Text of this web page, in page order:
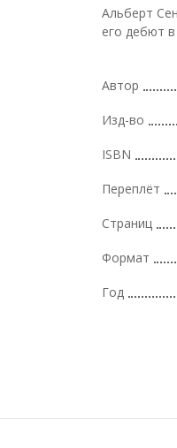
Альберт
его дебют
Автор
Изд-во
ISBN
Переплёт
Страниц
Формат
Год